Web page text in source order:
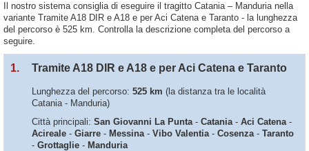
Il nostro sistema consiglia di eseguire il tragitto Catania – Manduria nella
variante Tramite A18 DIR e A18 e per Aci Catena e Taranto - la lunghezza
del percorso è 525 km. Controlla la descrizione completa del percorso a
seguire.
1. Tramite A18 DIR e A18 e per Aci Catena e Taranto
Lunghezza del percorso: 525 km (la distanza tra le località
Catania - Manduria)
Città principali: San Giovanni La Punta- Catania- Aci Catena-
Acireale - Giarre - Messina- Vibo Valentia- Cosenza- Taranto
- Grottaglie - Manduria